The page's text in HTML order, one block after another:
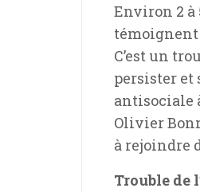
Environ 2 à
témoignent
C’est un
persister et
antisociale
Olivier
à rejoindre
Trouble de